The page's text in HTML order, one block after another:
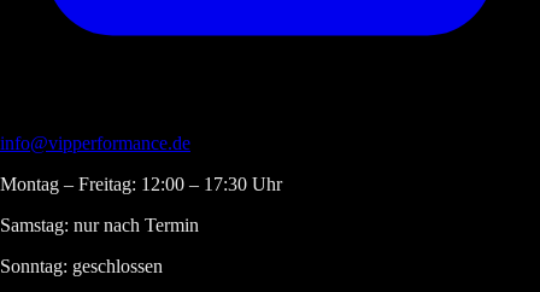
info@vipperformance.de
Montag – Freitag: 12:00 – 17:30 Uhr
Samstag: nur nach Termin
Sonntag: geschlossen